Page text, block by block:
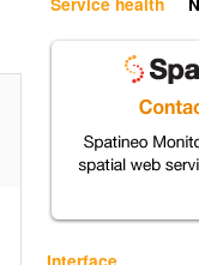
Interface